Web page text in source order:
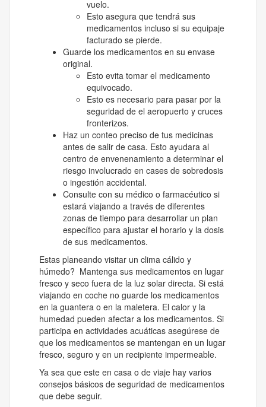
vuelo.
Esto asegura que tendrá sus
medicamentos incluso si su equipaje
facturado se pierde.
Guarde los medicamentos en su envase
original.
Esto evita tomar el medicamento
equivocado.
Esto es necesario para pasar por la
seguridad de el aeropuerto y cruces
fronterizos.
Haz un conteo preciso de tus medicinas
antes de salir de casa. Esto ayudara al
centro de envenenamiento a determinar el
riesgo involucrado en cases de sobredosis
o ingestión accidental.
Consulte con su médico o farmacéutico si
estará viajando a través de diferentes
zonas de tiempo para desarrollar un plan
específico para ajustar el horario y la dosis
de sus medicamentos.
Estas planeando visitar un clima cálido y
húmedo? Mantenga sus medicamentos en lugar
fresco y seco fuera de la luz solar directa. Si está
viajando en coche no guarde los medicamentos
en la guantera o en la maletera. El calor y la
humedad pueden afectar a los medicamentos. Si
participa en actividades acuáticas asegúrese de
que los medicamentos se mantengan en un lugar
fresco, seguro y en un recipiente impermeable.
Ya sea que este en casa o de viaje hay varios
consejos básicos de seguridad de medicamentos
que debe seguir.